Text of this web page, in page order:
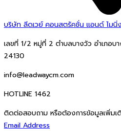
บริษัท ลีดเวย์ คอนสตรัคชั่น แอนด์ ไมนิ่
เลขที่ 1/2 หมู่ที่ 2 ตำบลบางวัว อำเภอบา
24130
info@leadwaycm.com
HOTLINE 1462
ติดต่อสอบถาม หรือต้องการข้อมูลเพิ่มเ
Email Address